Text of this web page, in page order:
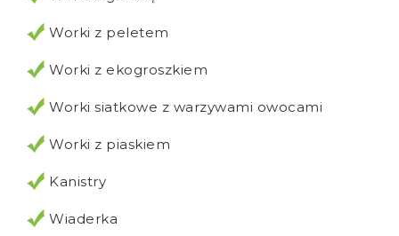
Worki z peletem
Worki z ekogroszkiem
Worki siatkowe z warzywami owocami
Worki z piaskiem
Kanistry
Wiaderka